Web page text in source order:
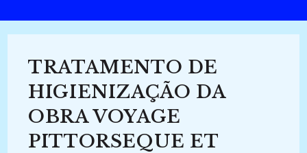
TRATAMENTO DE
HIGIENIZAÇÃO DA
OBRA VOYAGE
PITTORSEQUE ET